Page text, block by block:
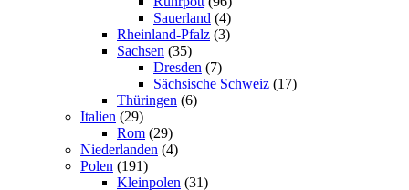
Sauerland (4)
Rheinland-Pfalz (3)
Sachsen (35)
Dresden (7)
Sächsische Schweiz (17)
Thüringen (6)
Italien (29)
Rom (29)
Niederlanden (4)
Polen (191)
Kleinpolen (31)